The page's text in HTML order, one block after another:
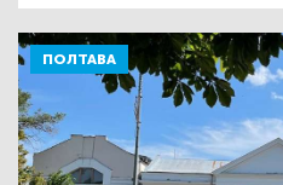
ПОЛТАВА